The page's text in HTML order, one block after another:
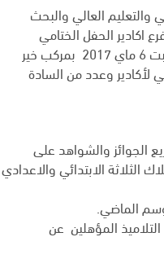
والتعليم العالي والبحث
اكادير الحفل الختامي
لمسابقة زيد بن ثابت لحفظ القران الكريم وتجويده والييرة النبوية في دورتها السادسة مساء اليوم السبت 6 ماي 2017 بمركب خير
لأكادير وعدد من السادة
الجوائز والشواهد على
الابتدائي والاعدادي
الماضي.
وشارك فيها التلاميذ المؤهلين عن